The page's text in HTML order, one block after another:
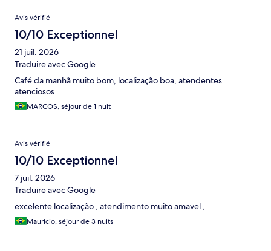
Avis vérifié
10/10 Exceptionnel
21 juil. 2026
Traduire avec Google
Café da manhã muito bom, localização boa, atendentes
atenciosos
MARCOS, séjour de 1 nuit
Avis vérifié
10/10 Exceptionnel
7 juil. 2026
Traduire avec Google
excelente localização , atendimento muito amavel ,
Mauricio, séjour de 3 nuits